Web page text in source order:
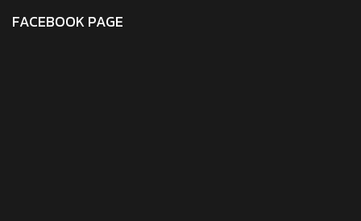
FACEBOOK PAGE